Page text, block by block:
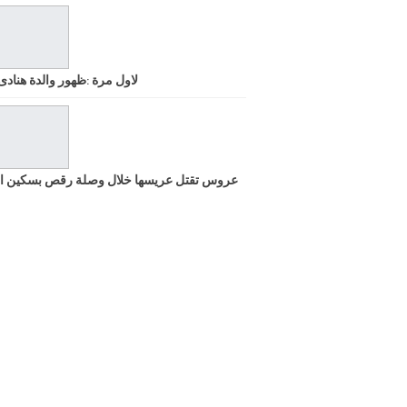
لاول مرة :ظهور والدة
عروس تقتل عريسها خلال وصلة رقص بسكين